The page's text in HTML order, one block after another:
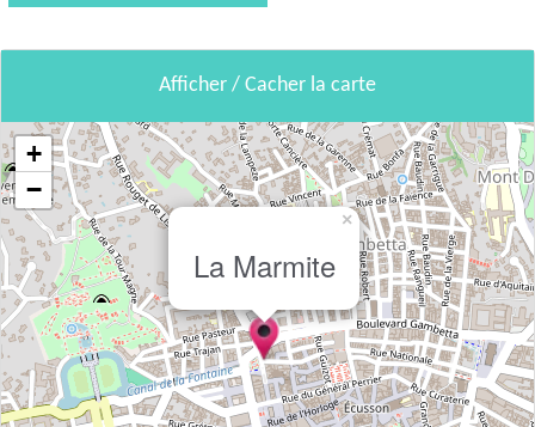
Afficher / Cacher la carte
La Marmite
×
+
−